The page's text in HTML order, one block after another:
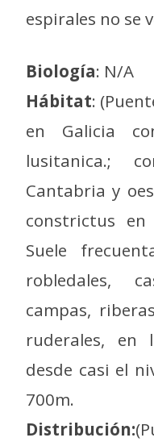
espirales no se
Biología: N/A
Hábitat:
en Galicia
lusitanica.;
Cantabria y
constrictus en
Suele
robledales,
campas,
ruderales, en
desde casi el
700m.
Distribución: